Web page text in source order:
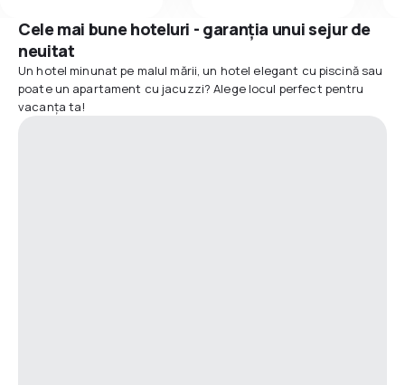
Cele mai bune hoteluri - garanția unui sejur de
neuitat
Un hotel minunat pe malul mării, un hotel elegant cu piscină sau
poate un apartament cu jacuzzi? Alege locul perfect pentru
vacanța ta!